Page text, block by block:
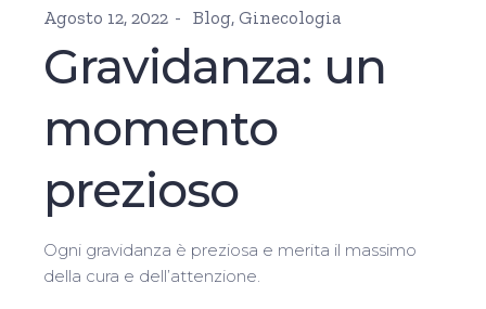
Agosto 12, 2022 Blog,Ginecologia
Gravidanza: un
momento
prezioso
Ogni gravidanza è preziosa e merita il massimo
della cura e dell’attenzione.